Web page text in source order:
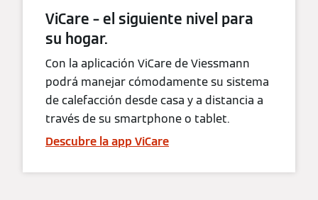
ViCare – el siguiente nivel para
su hogar.
Con la aplicación ViCare de Viessmann
podrá manejar cómodamente su sistema
de calefacción desde casa y a distancia a
través de su smartphone o tablet.
Descubre la app ViCare